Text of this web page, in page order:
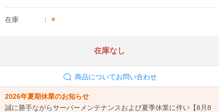
在庫 ×
在庫なし
商品についてお問い合わせ
2026年夏期休業のお知らせ
誠に勝手ながらサーバーメンテナンスおよび夏季休業に伴い【8月8